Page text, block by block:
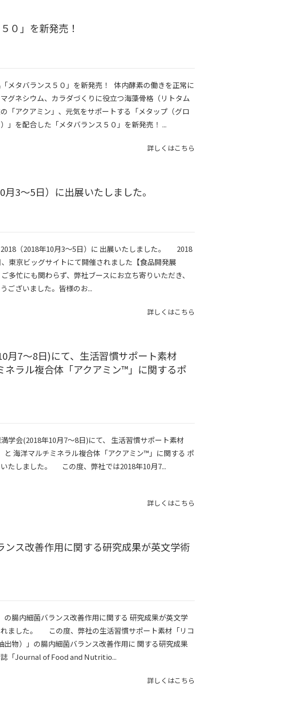
０」を新発売！
メタバランス５０」を新発売！ 体内酵素の働きを正常に
グネシウム、カラダづくりに役立つ海藻骨格（リトタム
「アクアミン」、元気をサポートする「メタップ（グロ
」を配合した「メタバランス５０」を新発売！ ...
詳しくはこちら
3～5日）に出展いたしました。
（2018年10月3～5日）に 出展いたしました。 2018
東京ビッグサイトにて開催されました【食品開発展
多忙にも関わらず、弊社ブースにお立ち寄りいただき、
ございました。皆様のお...
詳しくはこちら
月7～8日)にて、生活習慣サポート素材
ネラル複合体「アクアミン™」に関するポ
学会(2018年10月7～8日)にて、 生活習慣サポート素材
と 海洋マルチミネラル複合体「アクアミン™」に関する ポ
たしました。 この度、弊社では2018年10月7...
詳しくはこちら
ンス改善作用に関する研究成果が英文学術
の腸内細菌バランス改善作用に関する 研究成果が英文学
ました。 この度、弊社の生活習慣サポート素材「リコ
出物）」の腸内細菌バランス改善作用に 関する研究成果
「Journal of Food and Nutritio...
詳しくはこちら